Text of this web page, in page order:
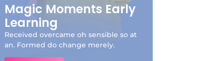
Magic Moments Early
Learning
Received overcame oh sensible so at
an. Formed do change merely.